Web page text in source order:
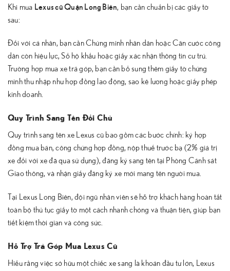
Khi mua Lexus cũ Quận Long Biên, bạn cần chuẩn bị các giấy tờ
sau:
Đối với cá nhân, bạn cần Chứng minh nhân dân hoặc Căn cước công
dân còn hiệu lực, Sổ hộ khẩu hoặc giấy xác nhận thông tin cư trú.
Trường hợp mua xe trả góp, bạn cần bổ sung thêm giấy tờ chứng
minh thu nhập như hợp đồng lao động, sao kê lương hoặc giấy phép
kinh doanh.
Quy Trình Sang Tên Đổi Chủ
Quy trình sang tên xe Lexus cũ bao gồm các bước chính: ký hợp
đồng mua bán, công chứng hợp đồng, nộp thuế trước bạ (2% giá trị
xe đối với xe đã qua sử dụng), đăng ký sang tên tại Phòng Cảnh sát
Giao thông, và nhận giấy đăng ký xe mới mang tên người mua.
Tại Lexus Long Biên, đội ngũ nhân viên sẽ hỗ trợ khách hàng hoàn tất
toàn bộ thủ tục giấy tờ một cách nhanh chóng và thuận tiện, giúp bạn
tiết kiệm thời gian và công sức.
Hỗ Trợ Trả Góp Mua Lexus Cũ
Hiểu rằng việc sở hữu một chiếc xe sang là khoản đầu tư lớn, Lexus